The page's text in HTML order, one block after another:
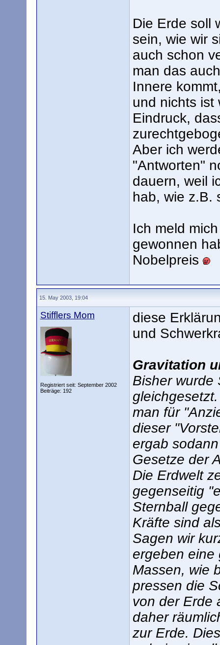
Die Erde soll
sein, wie wir
auch schon
man das
Innere
und nichts ist
Eindruck,
Aber ich
"Antworten"
dauern, weil
hab, wie z.B.
Ich meld
gewonnen
Nobelpreis
15. May 2003, 19:04
Stifflers Mom
Registriert seit: September 2002
Beiträge: 192
diese
und
Gravitation
Bisher wurde
man für
dieser
ergab
Gesetze der
Die Erdwelt
gegenseitig
Sternball
Kräfte sind
Sagen wir
ergeben eine
Massen, wie
pressen die
von der Erde
daher
zur Erde.